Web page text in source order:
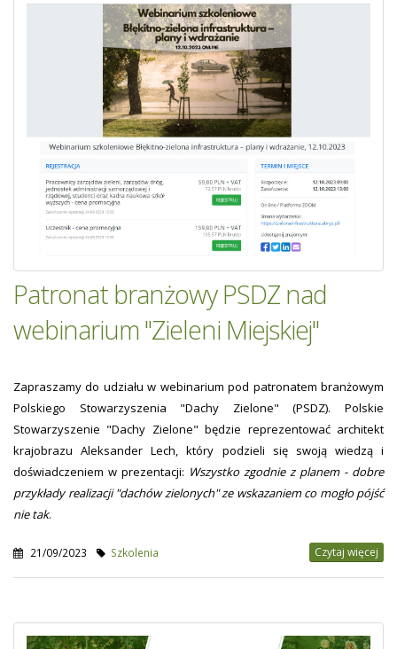
Patronat branżowy PSDZ nad
webinarium "Zieleni Miejskiej"
Zapraszamy do udziału w webinarium pod patronatem branżowym
Polskiego Stowarzyszenia "Dachy Zielone" (PSDZ). Polskie
Stowarzyszenie "Dachy Zielone" będzie reprezentować architekt
krajobrazu Aleksander Lech, który podzieli się swoją wiedzą i
doświadczeniem w prezentacji: Wszystko zgodnie z planem - dobre
przykłady realizacji "dachów zielonych" ze wskazaniem co mogło pójść
nie tak.
21/09/2023 Szkolenia Czytaj więcej